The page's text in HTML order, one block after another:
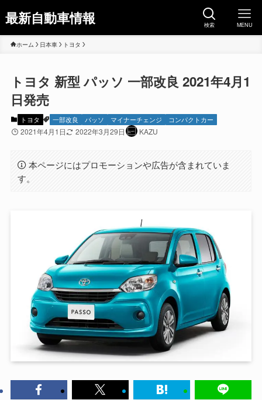
最新自動車情報 検索 MENU
ホーム 日本車 トヨタ
トヨタ 新型 パッソ 一部改良 2021年4月1
日発売
トヨタ 一部改良 パッソ マイナーチェンジ コンパクトカー
2021年4月1日 2022年3月29日 KAZU
本ページにはプロモーションや広告が含まれていま
す。